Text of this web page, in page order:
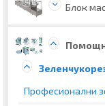
Блок
Професионални